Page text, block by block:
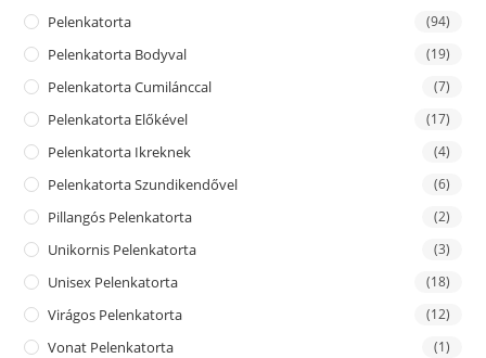
Pelenkatorta (94)
Pelenkatorta Bodyval (19)
Pelenkatorta Cumilánccal (7)
Pelenkatorta Előkével (17)
Pelenkatorta Ikreknek (4)
Pelenkatorta Szundikendővel (6)
Pillangós Pelenkatorta (2)
Unikornis Pelenkatorta (3)
Unisex Pelenkatorta (18)
Virágos Pelenkatorta (12)
Vonat Pelenkatorta (1)